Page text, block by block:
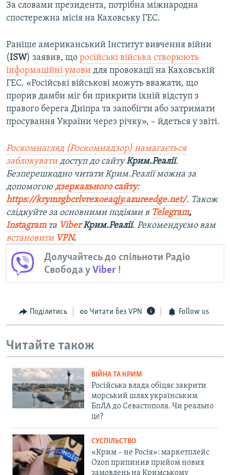
За словами президента, потрібна міжнародна
спостережна місія на Каховську ГЕС.
Раніше американський Інститут вивчення війни
(ISW) заявив, що російські війська створюють
інформаційні умови для провокації на Каховській
ГЕС. «Російські військові можуть вважати, що
прорив дамби міг би прикрити їхній відступ з
правого берега Дніпра та запобігти або затримати
просування України через річку», – йдеться у звіті.
Роскомнагляд (Роскомнадзор) намагається
заблокуватидоступ до сайтуКрим.Реалії.
Безперешкодно читати Крим.Реалії можна за
допомогою дзеркального сайту:
https://krymrgbcrlvrexoeaqjy.azureedge.net/. Також
слідкуйте за основними подіями в Telegram,
Instagramта ViberКрим.Реалії. Рекомендуємо вам
встановити VPN.
Долучайтесь до спільноти Радіо
Свобода уViber !
Поділитись Читати без VPN Follow us
Читайте також
ВІЙНА ТА КРИМ
Російська влада обіцяє закрити
морський шлях українським
БпЛА до Севастополя. Чи реально
це?
СУСПІЛЬСТВО
«Крим – не Росія»: маркетплейс
Ozon припинив прийом нових
замовлень на Кримському